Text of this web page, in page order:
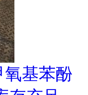
氧基苯酚